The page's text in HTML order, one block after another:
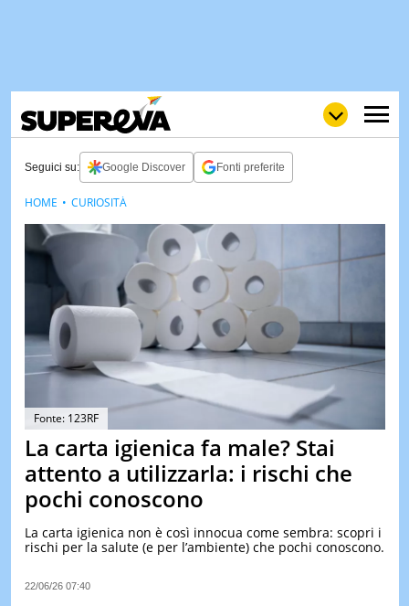
WOW
POP
NEWS
STORIE
& TV
TEST
LE
DI
Seguici su: Google Discover Fonti preferite
Fonte: 123RF
La carta igienica fa male? Stai
attento a utilizzarla: i rischi che
pochi conoscono
La carta igienica non è così innocua come sembra: scopri i
rischi per la salute (e per l’ambiente) che pochi conoscono.
22/06/26 07:40
HOME CURIOSITÀ